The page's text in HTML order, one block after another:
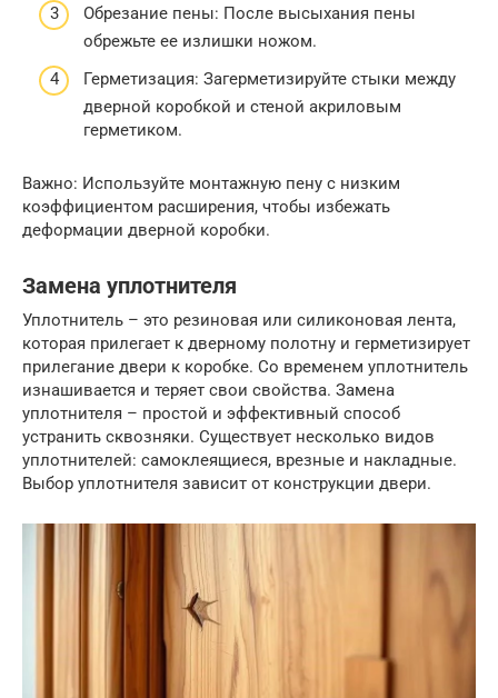
Обрезание пены: После высыхания пены
обрежьте ее излишки ножом.
Герметизация: Загерметизируйте стыки между
дверной коробкой и стеной акриловым
герметиком.
Важно: Используйте монтажную пену с низким
коэффициентом расширения, чтобы избежать
деформации дверной коробки.
Замена уплотнителя
Уплотнитель – это резиновая или силиконовая лента,
которая прилегает к дверному полотну и герметизирует
прилегание двери к коробке. Со временем уплотнитель
изнашивается и теряет свои свойства. Замена
уплотнителя – простой и эффективный способ
устранить сквозняки. Существует несколько видов
уплотнителей: самоклеящиеся, врезные и накладные.
Выбор уплотнителя зависит от конструкции двери.